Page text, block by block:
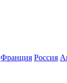
Франция Росcия